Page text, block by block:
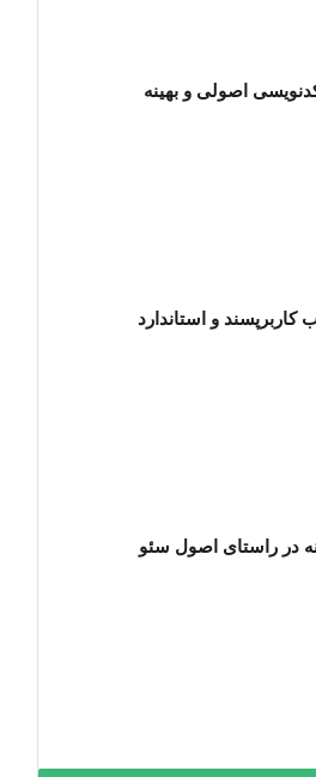
اصولی و بهینه
و استاندارد
در راستای اصول سئو